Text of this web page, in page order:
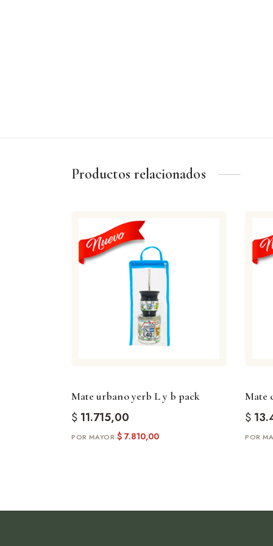
Productos relacionados
Mate urbano yerb L y b pack
$ 11.715,00
$ 7.810,00
Mate
$